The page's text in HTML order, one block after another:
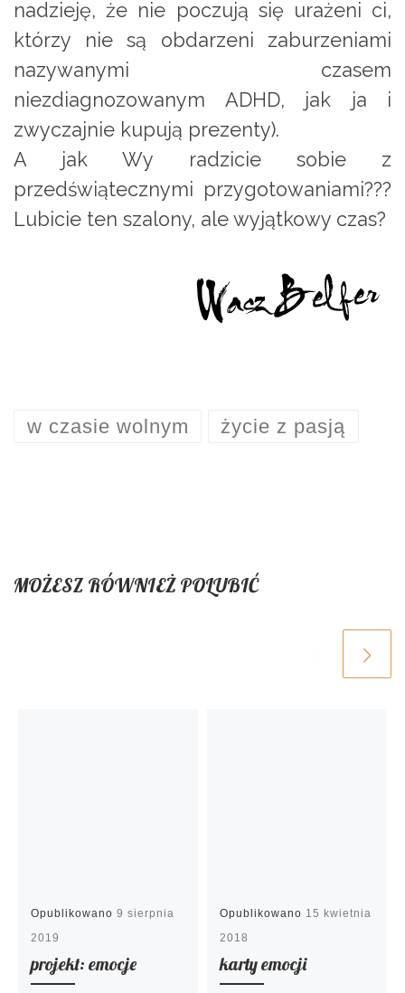
nadzieję, że nie poczują się urażeni ci,
którzy nie są obdarzeni zaburzeniami
nazywanymi czasem
niezdiagnozowanym ADHD, jak ja i
zwyczajnie kupują prezenty).
A jak Wy radzicie sobie z
przedświątecznymi przygotowaniami???
Lubicie ten szalony, ale wyjątkowy czas?
w czasie wolnym życie z pasją
MOŻESZ RÓWNIEŻ POLUBIĆ
Opublikowano9 sierpnia
2019
projekt: emocje
Opublikowano 15 kwietnia
2018
karty emocji